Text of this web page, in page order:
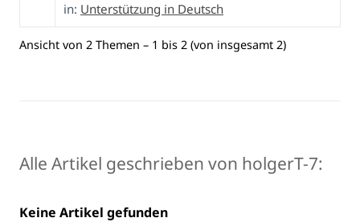
in: Unterstützung in Deutsch
Ansicht von 2 Themen – 1 bis 2 (von insgesamt 2)
Alle Artikel geschrieben von holgerT-7:
Keine Artikel gefunden